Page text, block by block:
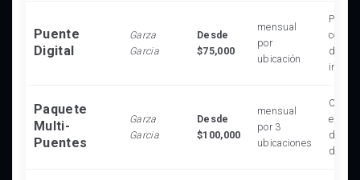
Puente
Digital
Garza
Garcia
Desde
$75,000
mensual
por
ubicación
Paquete
Multi-
Puentes
Garza
Garcia
Desde
$100,000
mensual
por 3
ubicaciones
de la